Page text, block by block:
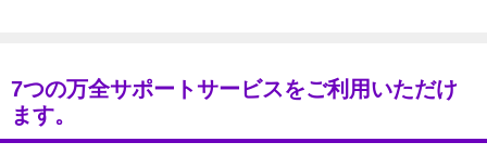
7つの万全サポートサービスをご利用いただけ
ます。